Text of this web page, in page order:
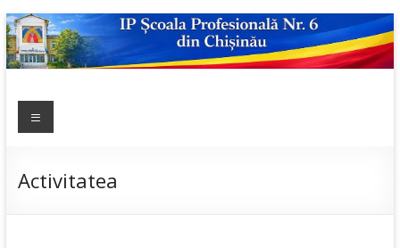
Skip
to
content
NR.6
scoala
nr.6; școală
Meniu
Activitatea